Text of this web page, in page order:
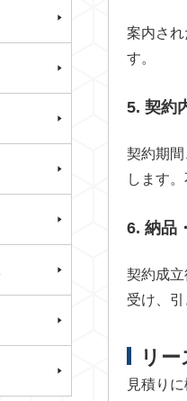
案内さ
す。
5. 契約
契約期
します
6. 納品
契約成
受け、
リ
見積り